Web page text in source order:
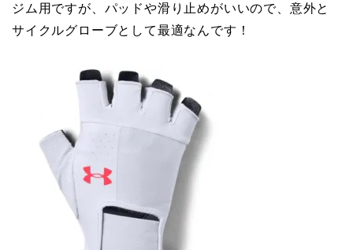
ジム用ですが、パッドや滑り止めがいいので、意外と
サイクルグローブとして最適なんです！